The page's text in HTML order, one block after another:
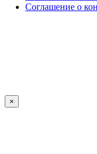
Соглашение о
×